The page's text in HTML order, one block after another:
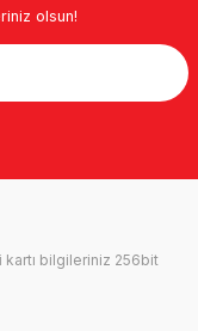
olsun!
kartı bilgileriniz 256bit